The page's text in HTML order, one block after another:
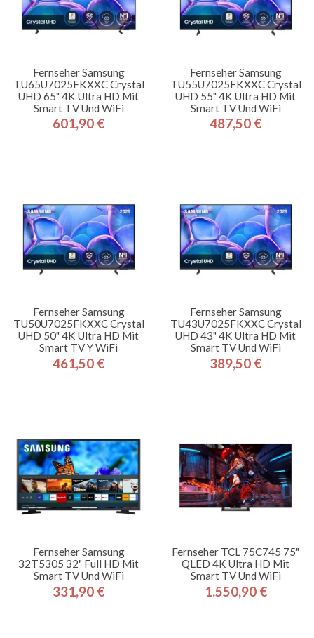
Fernseher Samsung
TU65U7025FKXXC Crystal
UHD 65" 4K Ultra HD Mit
Smart TV Und WiFi
Preis
601,90 €
Fernseher Samsung
TU55U7025FKXXC Crystal
UHD 55" 4K Ultra HD Mit
Smart TV Und WiFi
Preis
487,50 €
Fernseher Samsung
TU50U7025FKXXC Crystal
UHD 50" 4K Ultra HD Mit
Smart TV Y WiFi
Preis
461,50 €
Fernseher Samsung
TU43U7025FKXXC Crystal
UHD 43" 4K Ultra HD Mit
Smart TV Und WiFi
Preis
389,50 €
Fernseher Samsung
32T5305 32" Full HD Mit
Smart TV Und WiFi
Preis
331,90 €
Fernseher TCL 75C745 75"
QLED 4K Ultra HD Mit
Smart TV Und WiFi
Preis
1.550,90 €